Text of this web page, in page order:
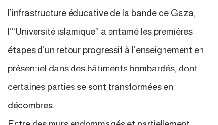
l’infrastructure éducative de la bande de Gaza,
l’“Université islamique” a entamé les premières
étapes d’un retour progressif à l’enseignement en
présentiel dans des bâtiments bombardés, dont
certaines parties se sont transformées en
décombres.